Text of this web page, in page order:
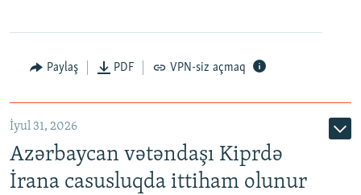
Paylaş PDF VPN-siz açmaq
İyul 31, 2026
Azərbaycan vətəndaşı Kiprdə
İrana casusluqda ittiham olunur